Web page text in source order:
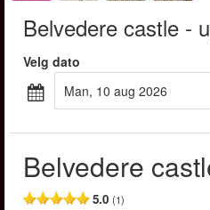
Belvedere castle -
Velg dato
man, 10 aug 2026
Belvedere
5.0 (1)